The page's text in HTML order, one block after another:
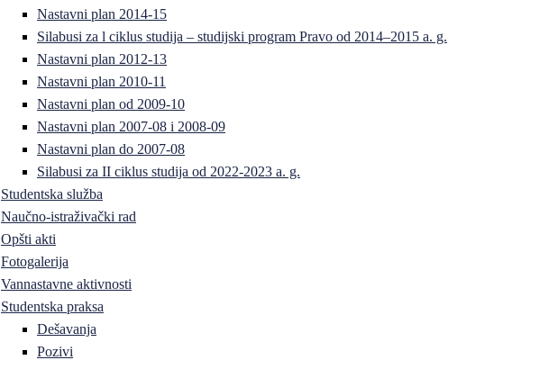
Nastavni plan 2014-15
Silabusi za l ciklus studija – studijski program Pravo od 2014–2015 a. g.
Nastavni plan 2012-13
Nastavni plan 2010-11
Nastavni plan od 2009-10
Nastavni plan 2007-08 i 2008-09
Nastavni plan do 2007-08
Silabusi za II ciklus studija od 2022-2023 a. g.
Studentska služba
Naučno-istraživački rad
Opšti akti
Fotogalerija
Vannastavne aktivnosti
Studentska praksa
Dešavanja
Pozivi